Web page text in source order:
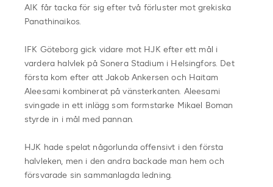
AIK får tacka för sig efter två förluster mot grekiska
Panathinaikos.
IFK Göteborg gick vidare mot HJK efter ett mål i
vardera halvlek på Sonera Stadium i Helsingfors. Det
första kom efter att Jakob Ankersen och Haitam
Aleesami kombinerat på vänsterkanten. Aleesami
svingade in ett inlägg som formstarke Mikael Boman
styrde in i mål med pannan.
HJK hade spelat någorlunda offensivt i den första
halvleken, men i den andra backade man hem och
försvarade sin sammanlagda ledning.